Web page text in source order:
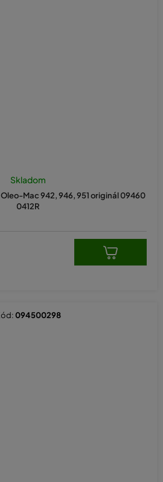
Mac 942, 946, 951 originál 09460
0412R
Skladom
094500298